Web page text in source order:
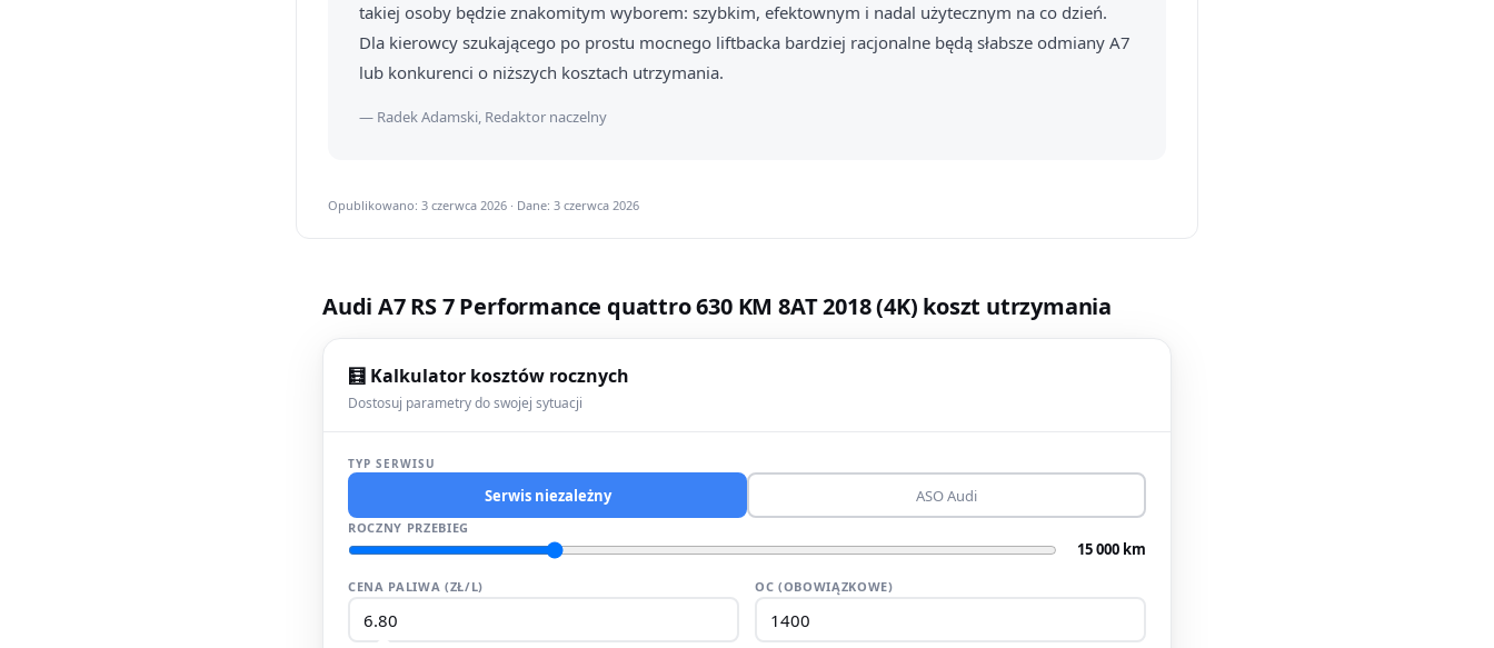
takiej osoby będzie znakomitym wyborem: szybkim, efektownym i nadal użytecznym na co dzień.
Dla kierowcy szukającego po prostu mocnego liftbacka bardziej racjonalne będą słabsze odmiany A7
lub konkurenci o niższych kosztach utrzymania.
— Radek Adamski, Redaktor naczelny
Opublikowano: 3 czerwca 2026 · Dane: 3 czerwca 2026
Audi A7 RS 7 Performance quattro 630 KM 8AT 2018 (4K) koszt utrzymania
🧮 Kalkulator kosztów rocznych
Dostosuj parametry do swojej sytuacji
TYP SERWISU
Serwis niezależny ASO Audi
ROCZNY PRZEBIEG
15 000 km
CENA PALIWA (ZŁ/L) OC (OBOWIĄZKOWE)